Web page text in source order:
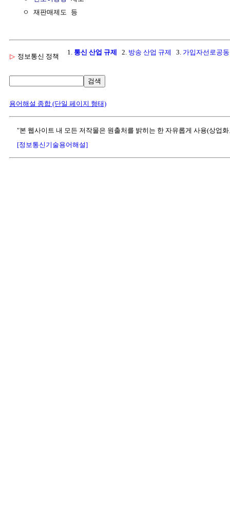
▷ 정보통신 정책
1. 통신 산업 규제 2. 방송 산업 규제 3. 가입자선로공
검색
용어해설 종합 (단일 페이지 형태)
"본 웹사이트 내 모든 저작물은 원출처를 밝히는 한 자유롭게 사용(상업
[정보통신기술용어해설]